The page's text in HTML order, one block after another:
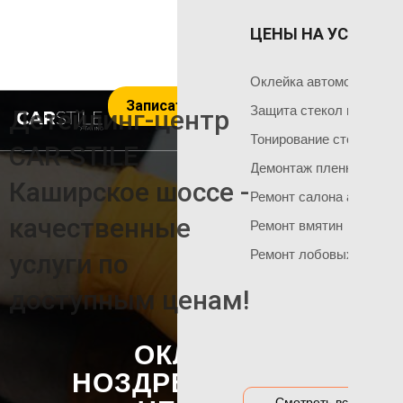
Записаться на услуги
Чем мы занимаемся
Команда мастеров
Социальные сети
Акция на тонировку
Акция на полировку
ГЛАВНАЯ
Оклейка
Оклейка
ОКЛЕЙКА
Оклейка
Оклейка
Оклейка
Оклейка
Оклейка
Оклейка автомобиля
Защита стекол пленкой
Ремонт салона
Ремонт вмятин
Ремонт лобовых стекол
Тонирование стекол
Демонтаж пленки
ЦЕНЫ НА УСЛУГИ
Детейлинг-центр
CAR-STILE
Каширское шоссе -
качественные
услуги по
доступным ценам!
ОКЛЕЙКА
НОЗДРЕЙ BMW X1